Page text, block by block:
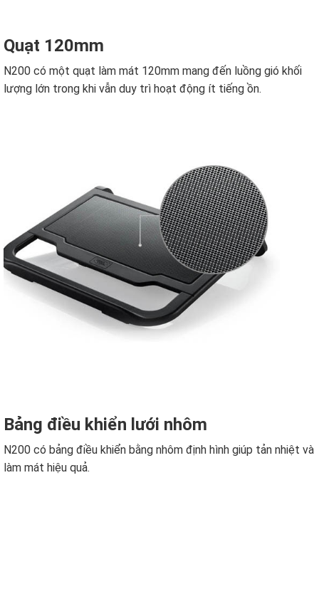
Quạt 120mm
N200 có một quạt làm mát 120mm mang đến luồng gió khối
lượng lớn trong khi vẫn duy trì hoạt động ít tiếng ồn.
Bảng điều khiển lưới nhôm
N200 có bảng điều khiển bằng nhôm định hình giúp tản nhiệt và
làm mát hiệu quả.